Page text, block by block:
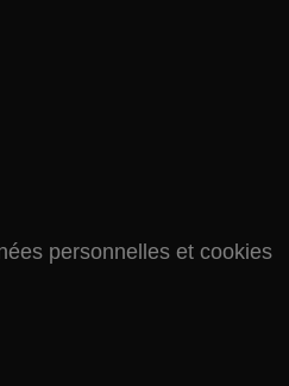
personnelles et cookies